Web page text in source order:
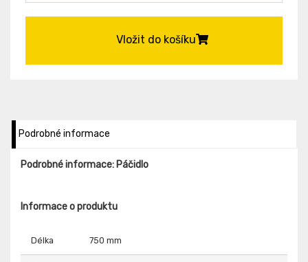
Vložit do košíku
Podrobné informace
Podrobné informace: Páčidlo
Informace o produktu
Délka 750 mm